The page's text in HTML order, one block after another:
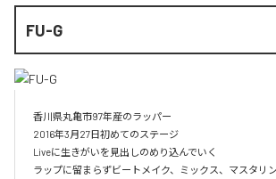
FU-G
香川県丸亀市97年産のラッパー
2016年3月27日初めてのステージ
Liveに生きがいを見出しのめり込んでいく
ラップに留まらずビートメイク、ミックス、マスタリ